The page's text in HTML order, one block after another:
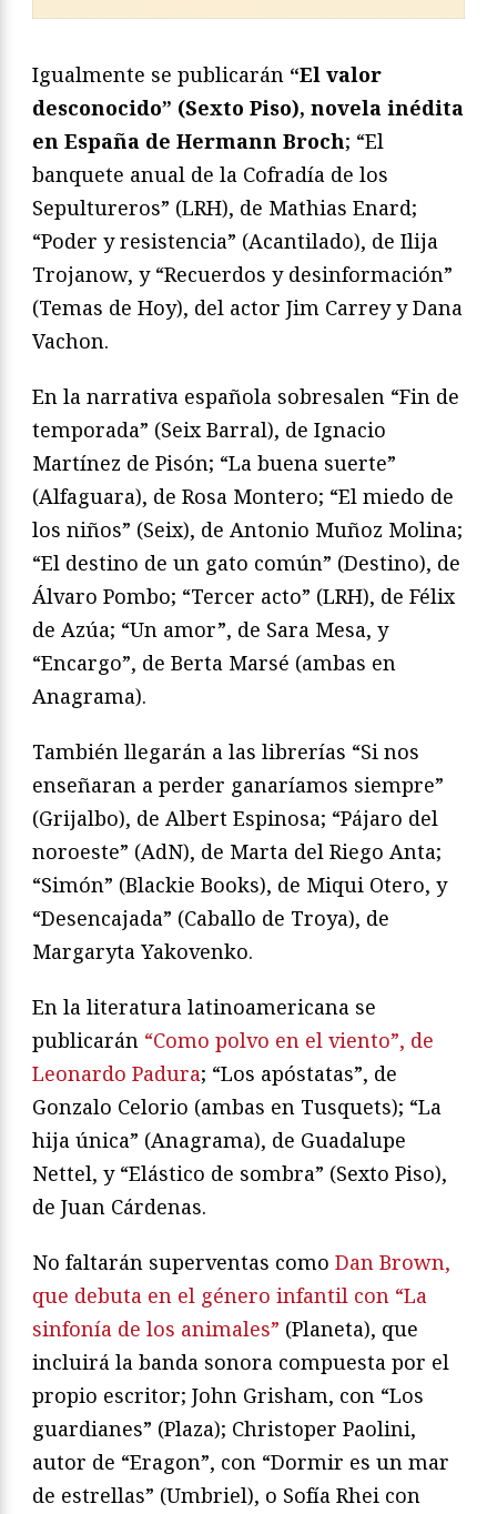
Igualmente se publicarán “El valor
desconocido” (Sexto Piso), novela inédita
en España de Hermann Broch; “El
banquete anual de la Cofradía de los
Sepultureros” (LRH), de Mathias Enard;
“Poder y resistencia” (Acantilado), de Ilija
Trojanow, y “Recuerdos y desinformación”
(Temas de Hoy), del actor Jim Carrey y Dana
Vachon.
En la narrativa española sobresalen “Fin de
temporada” (Seix Barral), de Ignacio
Martínez de Pisón; “La buena suerte”
(Alfaguara), de Rosa Montero; “El miedo de
los niños” (Seix), de Antonio Muñoz Molina;
“El destino de un gato común” (Destino), de
Álvaro Pombo; “Tercer acto” (LRH), de Félix
de Azúa; “Un amor”, de Sara Mesa, y
“Encargo”, de Berta Marsé (ambas en
Anagrama).
También llegarán a las librerías “Si nos
enseñaran a perder ganaríamos siempre”
(Grijalbo), de Albert Espinosa; “Pájaro del
noroeste” (AdN), de Marta del Riego Anta;
“Simón” (Blackie Books), de Miqui Otero, y
“Desencajada” (Caballo de Troya), de
Margaryta Yakovenko.
En la literatura latinoamericana se
publicarán “Como polvo en el viento”, de
Leonardo Padura; “Los apóstatas”, de
Gonzalo Celorio (ambas en Tusquets); “La
hija única” (Anagrama), de Guadalupe
Nettel, y “Elástico de sombra” (Sexto Piso),
de Juan Cárdenas.
No faltarán superventas como Dan Brown,
que debuta en el género infantil con “La
sinfonía de los animales” (Planeta), que
incluirá la banda sonora compuesta por el
propio escritor; John Grisham, con “Los
guardianes” (Plaza); Christoper Paolini,
autor de “Eragon”, con “Dormir es un mar
de estrellas” (Umbriel), o Sofía Rhei con